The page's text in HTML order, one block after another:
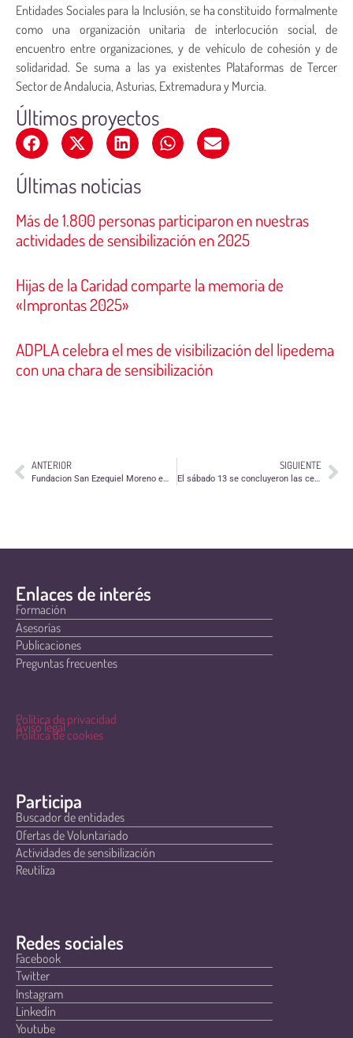
Entidades Sociales para la Inclusión, se ha constituido formalmente
como una organización unitaria de interlocución social, de
encuentro entre organizaciones, y de vehículo de cohesión y de
solidaridad. Se suma a las ya existentes Plataformas de Tercer
Sector de Andalucia, Asturias, Extremadura y Murcia.
Últimos proyectos
Últimas noticias
Más de 1.800 personas participaron en nuestras
actividades de sensibilización en 2025
Hijas de la Caridad comparte la memoria de
«Improntas 2025»
ADPLA celebra el mes de visibilización del lipedema
con una chara de sensibilización
ANTERIOR
Fundacion San Ezequiel Moreno empieza el Programa de retorno voluntario.
SIGUIENTE
El sábado 13 se concluyeron las celebraciones del Día Internacional de Voluntariado con Ribera Alta.
Enlaces de interés
Formación
Asesorías
Publicaciones
Preguntas frecuentes
Política de privacidad
Aviso legal
Política de cookies
Participa
Buscador de entidades
Ofertas de Voluntariado
Actividades de sensibilización
Reutiliza
Redes sociales
Facebook
Twitter
Instagram
Linkedin
Youtube